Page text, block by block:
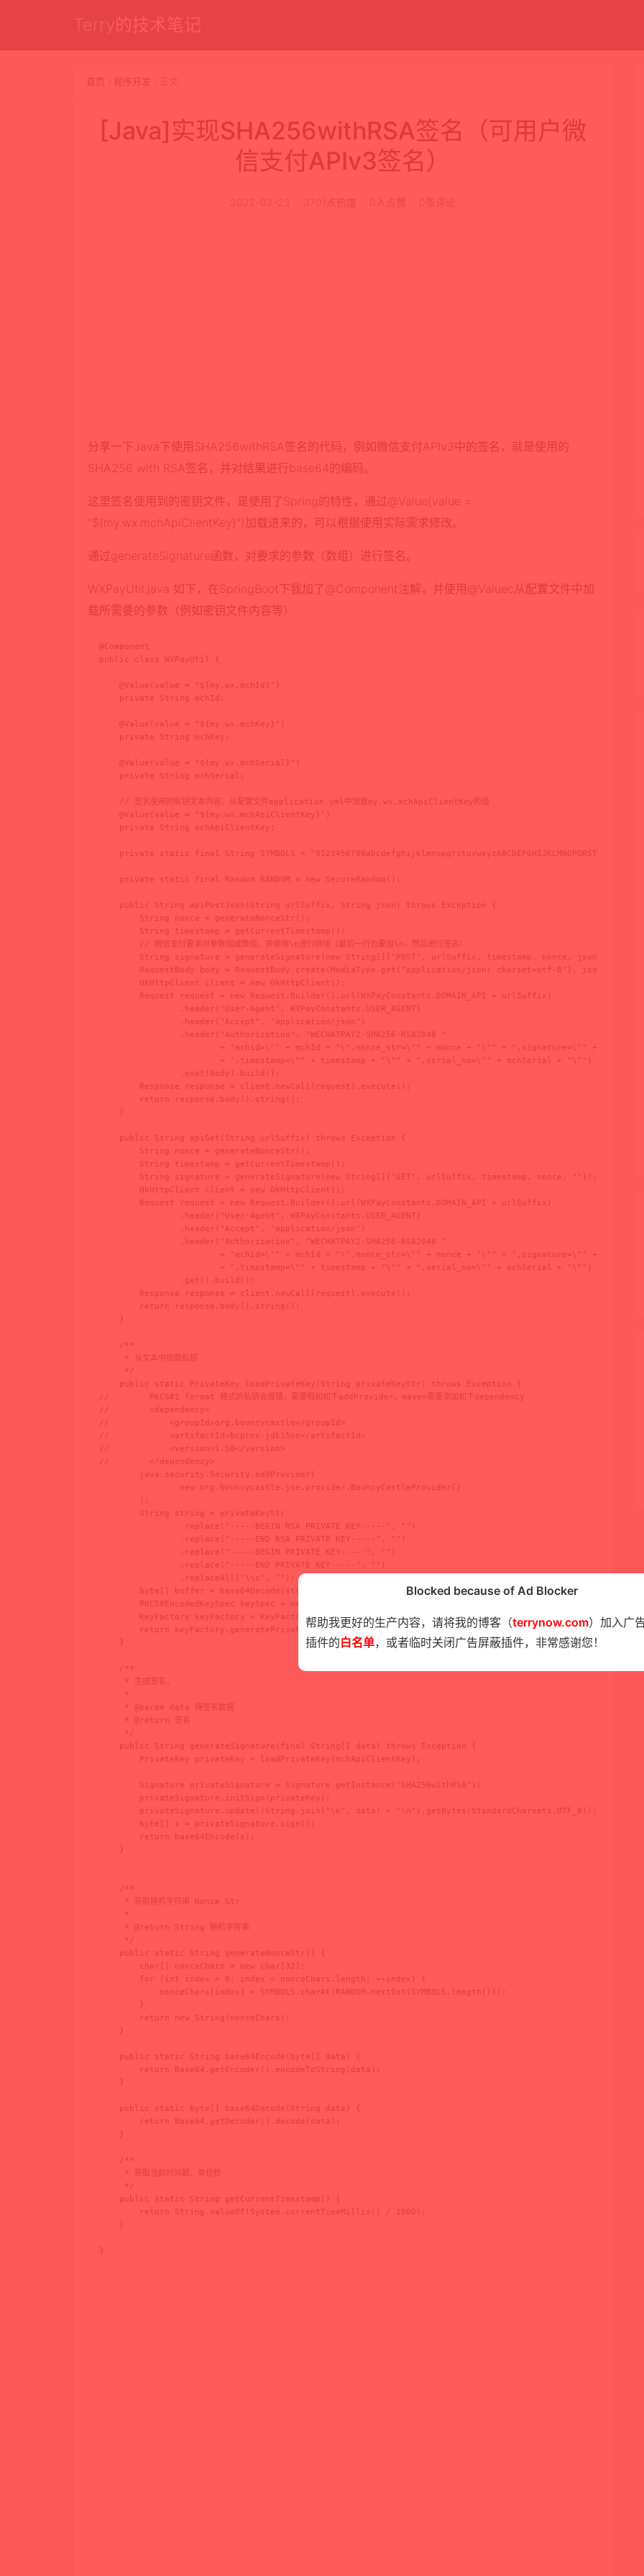
Terry的技术笔记
首页 程序开发
[Java]实现SHA256withRSA签名（可用户微
信支付APIv3签名）
分享一下Java下使用SHA256withRSA签名的代码，例如微信支付APIv3中的签名，就是使用的
SHA256 with RSA签名，并对结果进行base64的编码。
这里签名使用到的密钥文件，是使用了Spring的特性，通过@Value(value =
"${my.wx.mchApiClientKey}")加载进来的，可以根据使用实际需求修改。
通过generateSignature函数，对要求的参数（数组）进行签名。
WXPayUtil.java 如下，在SpringBoot下我加了@Component注解，并使用@Valuec从配置文件中加
载所需要的参数（例如密钥文件内容等）
@Component
public class WXPayUtil {
    @Value(value = "${my.wx.mchId}")
    private String mchId;
    @Value(value = "${my.wx.mchKey}")
    private String mchKey;
    @Value(value = "${my.wx.mchSerial}")
    private String mchSerial;
    // 签名使用的私钥文本内容，从配置文件application.yml中加载my.wx.mchApiClientKey的值
    @Value(value = "${my.wx.mchApiClientKey}")
    private String mchApiClientKey;
    private static final String SYMBOLS = "0123456789abcdefghijklmnopqrstuvwxyzABCDEFGHIJKLMNOPQRSTUVWXYZ";
    private static final Random RANDOM = new SecureRandom();
    public String apiPostJson(String urlSuffix, String json) throws Exception {
        String nonce = generateNonceStr();
        String timestamp = getCurrentTimestamp();
        // 微信支付要求对参数组成数组，并使用\n进行拼接（最后一行也要加\n，然后进行签名）
        String signature = generateSignature(new String[]{"POST", urlSuffix, timestamp, nonce, json});
        RequestBody body = RequestBody.create(MediaType.get("application/json; charset=utf-8"), json);
        OkHttpClient client = new OkHttpClient();
        Request request = new Request.Builder().url(WXPayConstants.DOMAIN_API + urlSuffix)
                .header("User-Agent", WXPayConstants.USER_AGENT)
                .header("Accept", "application/json")
                .header("Authorization", "WECHATPAY2-SHA256-RSA2048 "
+ "mchid=\"" + mchId + "\",nonce_str=\"" + nonce + "\"" + ",signature=\"" +
                        + ",timestamp=\"" + timestamp + "\"" + ",serial_no=\"" + mchSerial + "\"")
                .post(body).build();
        Response response = client.newCall(request).execute();
        return response.body().string();
    }
    public String apiGet(String urlSuffix) throws Exception {
        String nonce = generateNonceStr();
        String timestamp = getCurrentTimestamp();
        String signature = generateSignature(new String[]{"GET", urlSuffix, timestamp, nonce, ""});
        OkHttpClient client = new OkHttpClient();
        Request request = new Request.Builder().url(WXPayConstants.DOMAIN_API + urlSuffix)
                .header("User-Agent", WXPayConstants.USER_AGENT)
                .header("Accept", "application/json")
                .header("Authorization", "WECHATPAY2-SHA256-RSA2048 "
+ "mchid=\"" + mchId + "\",nonce_str=\"" + nonce + "\"" + ",signature=\"" +
                        + ",timestamp=\"" + timestamp + "\"" + ",serial_no=\"" + mchSerial + "\"")
                .get().build();
        Response response = client.newCall(request).execute();
        return response.body().string();
    }
    /**
     * 从文本中加载私钥
     */
    public static PrivateKey loadPrivateKey(String privateKeyStr) throws Exception {
//        PKCS#1 format 格式的私钥会报错，需要假如如下addProvider，maven需要添加如下dependency
//        <dependency>
//            <groupId>org.bouncycastle</groupId>
//            <artifactId>bcprov-jdk15on</artifactId>
//            <version>1.58</version>
//        </dependency>
        java.security.Security.addProvider(
                new org.bouncycastle.jce.provider.BouncyCastleProvider()
        );
        String string = privateKeyStr
                .replace("-----BEGIN RSA PRIVATE KEY-----", "")
                .replace("-----END RSA PRIVATE KEY-----", "")
                .replace("-----BEGIN PRIVATE KEY-----", "")
                .replace("-----END PRIVATE KEY-----", "")
                .replaceAll("\\s", "");
        byte[] buffer = base64Decode(string);
        PKCS8EncodedKeySpec keySpec = new PKCS8EncodedKeySpec(buffer);
        KeyFactory keyFactory = KeyFactory.getInstance("RSA");
        return keyFactory.generatePrivate(keySpec);
    }
    /**
     * 生成签名.
     *
     * @param data 待签名数据
     * @return 签名
     */
    public String generateSignature(final String[] data) throws Exception {
        PrivateKey privateKey = loadPrivateKey(mchApiClientKey);
        Signature privateSignature = Signature.getInstance("SHA256withRSA");
        privateSignature.initSign(privateKey);
        privateSignature.update((String.join("\n", data) + "\n").getBytes(StandardCharsets.UTF_8));
        byte[] s = privateSignature.sign();
        return base64Encode(s);
    }
    /**
     * 获取随机字符串 Nonce Str
     *
     * @return String 随机字符串
     */
    public static String generateNonceStr() {
        char[] nonceChars = new char[32];
        for (int index = 0; index < nonceChars.length; ++index) {
            nonceChars[index] = SYMBOLS.charAt(RANDOM.nextInt(SYMBOLS.length()));
        }
        return new String(nonceChars);
    }
    public static String base64Encode(byte[] data) {
        return Base64.getEncoder().encodeToString(data);
    }
    public static byte[] base64Decode(String data) {
        return Base64.getDecoder().decode(data);
    }
    /**
     * 获取当前时间戳，单位秒
     */
    public static String getCurrentTimestamp() {
        return String.valueOf(System.currentTimeMillis() / 1000);
    }
}
Blocked because of Ad Blocker
帮助我更好的生产内容，请将我的博客（terrynow.com）加入广
插件的白名单，或者临时关闭广告屏蔽插件，非常感谢您！